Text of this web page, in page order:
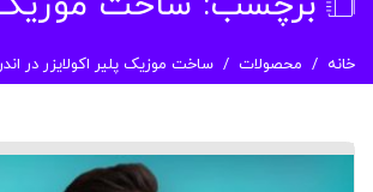
خانه محصولات ساخت موزیک پلیر اکولایزر در